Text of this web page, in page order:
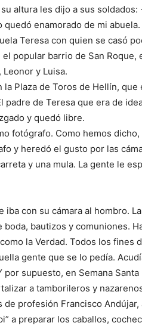
altura les dijo a sus soldados:
enamorado de mi abuela.
Teresa con quien se casó
popular barrio de San Roque,
y Luisa.
Plaza de Toros de Hellín, que
de Teresa que era de
y quedó libre.
fotógrafo. Como hemos
y heredó el gusto por las
y una mula. La gente le
con su cámara al hombro.
bautizos y comuniones.
la Verdad. Todos los fines
gente que se lo pedía.
supuesto, en Semana
a tamborileros y
profesión Francisco Andújar,
a preparar los caballos,